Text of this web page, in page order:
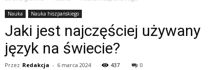
Nauka Nauka hiszpańskiego
Jaki jest najczęściej używany
język na świecie?
Przez Redakcja - 6 marca 2024 437 0